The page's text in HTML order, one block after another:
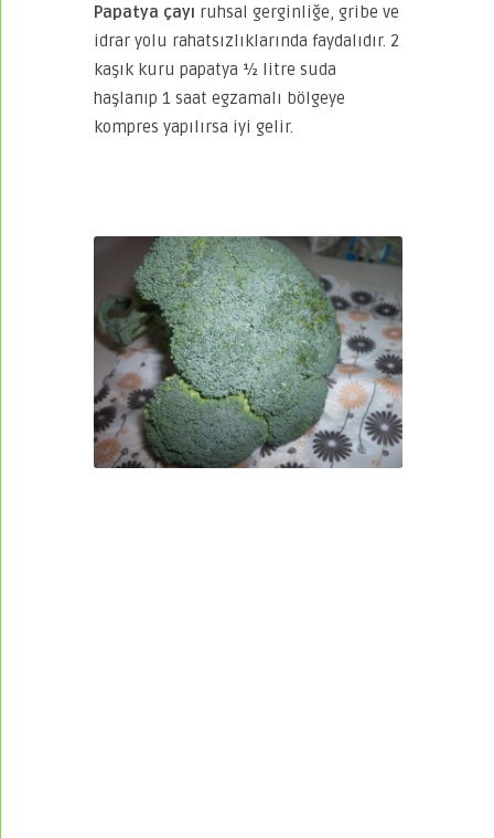
Papatya çayı ruhsal gerginliğe, gribe ve
idrar yolu rahatsızlıklarında faydalıdır. 2
kaşık kuru papatya ½ litre suda
haşlanıp 1 saat egzamalı bölgeye
kompres yapılırsa iyi gelir.